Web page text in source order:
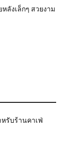
ลังเล็กๆ สวยงาม
รับร้านคาเฟ่